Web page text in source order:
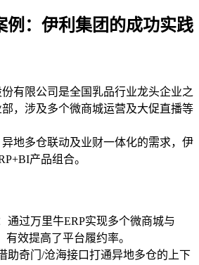
例：伊利集团的成功实践
有限公司是全国乳品行业龙头企业之
，涉及多个微商城运营及大促直播等
地多仓联动及业财一体化的需求，伊
产品组合。
通过万里牛ERP实现多个微商城与
有效提高了平台履约率。
助奇门/沧海接口打通异地多仓的上下